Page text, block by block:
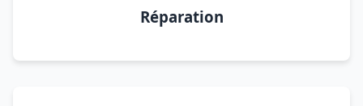
Réparation